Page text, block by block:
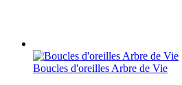
Boucles d'oreilles Arbre de Vie